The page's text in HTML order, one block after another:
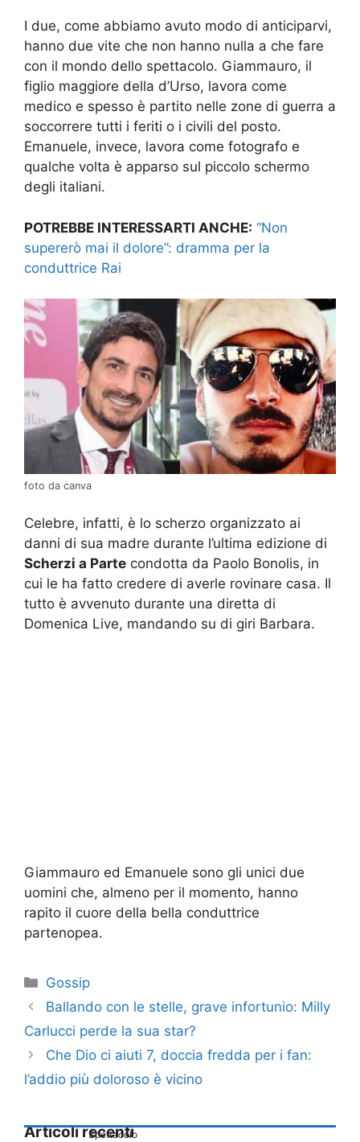
I due, come abbiamo avuto modo di anticiparvi,
hanno due vite che non hanno nulla a che fare
con il mondo dello spettacolo. Giammauro, il
figlio maggiore della d’Urso, lavora come
medico e spesso è partito nelle zone di guerra a
soccorrere tutti i feriti o i civili del posto.
Emanuele, invece, lavora come fotografo e
qualche volta è apparso sul piccolo schermo
degli italiani.
POTREBBE INTERESSARTI ANCHE: “Non
supererò mai il dolore”: dramma per la
conduttrice Rai
foto da canva
Celebre, infatti, è lo scherzo organizzato ai
danni di sua madre durante l’ultima edizione di
Scherzi a Parte condotta da Paolo Bonolis, in
cui le ha fatto credere di averle rovinare casa. Il
tutto è avvenuto durante una diretta di
Domenica Live, mandando su di giri Barbara.
Giammauro ed Emanuele sono gli unici due
uomini che, almeno per il momento, hanno
rapito il cuore della bella conduttrice
partenopea.
Categorie
Gossip
Ballando con le stelle, grave infortunio: Milly
Carlucci perde la sua star?
Che Dio ci aiuti 7, doccia fredda per i fan:
l’addio più doloroso è vicino
Articoli recenti
Spettacolo